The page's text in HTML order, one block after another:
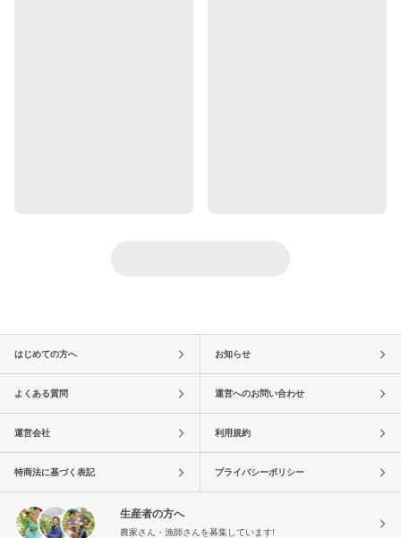
はじめての方へ お知らせ
よくある質問 運営へのお問い合わせ
運営会社 利用規約
特商法に基づく表記 プライバシーポリシー
生産者の方へ
農家さん・漁師さんを募集しています!